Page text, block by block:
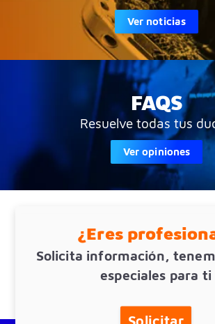
Ver noticias
FAQS
Resuelve todas tus
Ver opiniones
¿Eres
Solicita información,
especiales para ti